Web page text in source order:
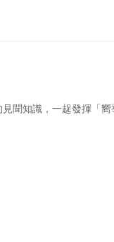
聞知識，一趗發揮「嚮